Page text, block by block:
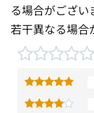
る場合がござい
若干異なる場合